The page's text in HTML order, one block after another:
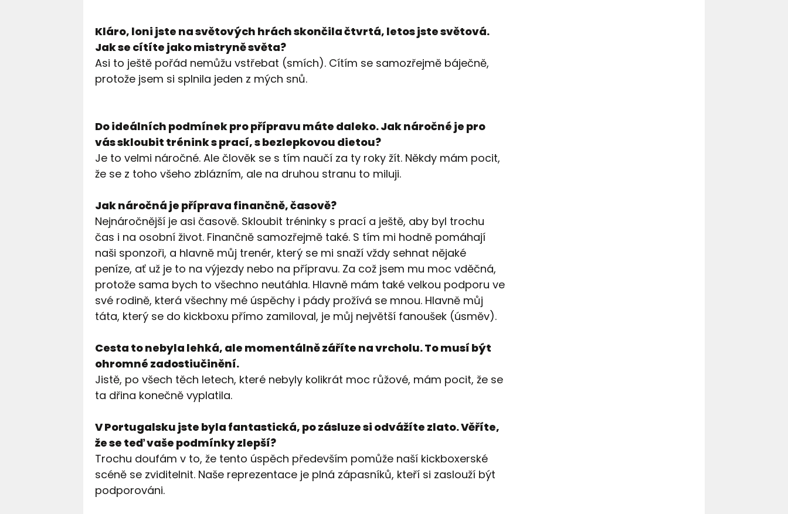
Kláro, loni jste na světových hrách skončila čtvrtá, letos jste světová.
Jak se cítíte jako mistryně světa?
Asi to ještě pořád nemůžu vstřebat (smích). Cítím se samozřejmě báječně,
protože jsem si splnila jeden z mých snů.
Do ideálních podmínek pro přípravu máte daleko. Jak náročné je pro
vás skloubit trénink s prací, s bezlepkovou dietou?
Je to velmi náročné. Ale člověk se s tím naučí za ty roky žít. Někdy mám pocit,
že se z toho všeho zblázním, ale na druhou stranu to miluji.
Jak náročná je příprava finančně, časově?
Nejnáročnější je asi časově. Skloubit tréninky s prací a ještě, aby byl trochu
čas i na osobní život. Finančně samozřejmě také. S tím mi hodně pomáhají
naši sponzoři, a hlavně můj trenér, který se mi snaží vždy sehnat nějaké
peníze, ať už je to na výjezdy nebo na přípravu. Za což jsem mu moc vděčná,
protože sama bych to všechno neutáhla. Hlavně mám také velkou podporu ve
své rodině, která všechny mé úspěchy i pády prožívá se mnou. Hlavně můj
táta, který se do kickboxu přímo zamiloval, je můj největší fanoušek (úsměv).
Cesta to nebyla lehká, ale momentálně záříte na vrcholu. To musí být
ohromné zadostiučinění.
Jistě, po všech těch letech, které nebyly kolikrát moc růžové, mám pocit, že se
ta dřina konečně vyplatila.
V Portugalsku jste byla fantastická, po zásluze si odvážíte zlato. Věříte,
že se teď vaše podmínky zlepší?
Trochu doufám v to, že tento úspěch především pomůže naší kickboxerské
scéně se zviditelnit. Naše reprezentace je plná zápasníků, kteří si zaslouží být
podporováni.